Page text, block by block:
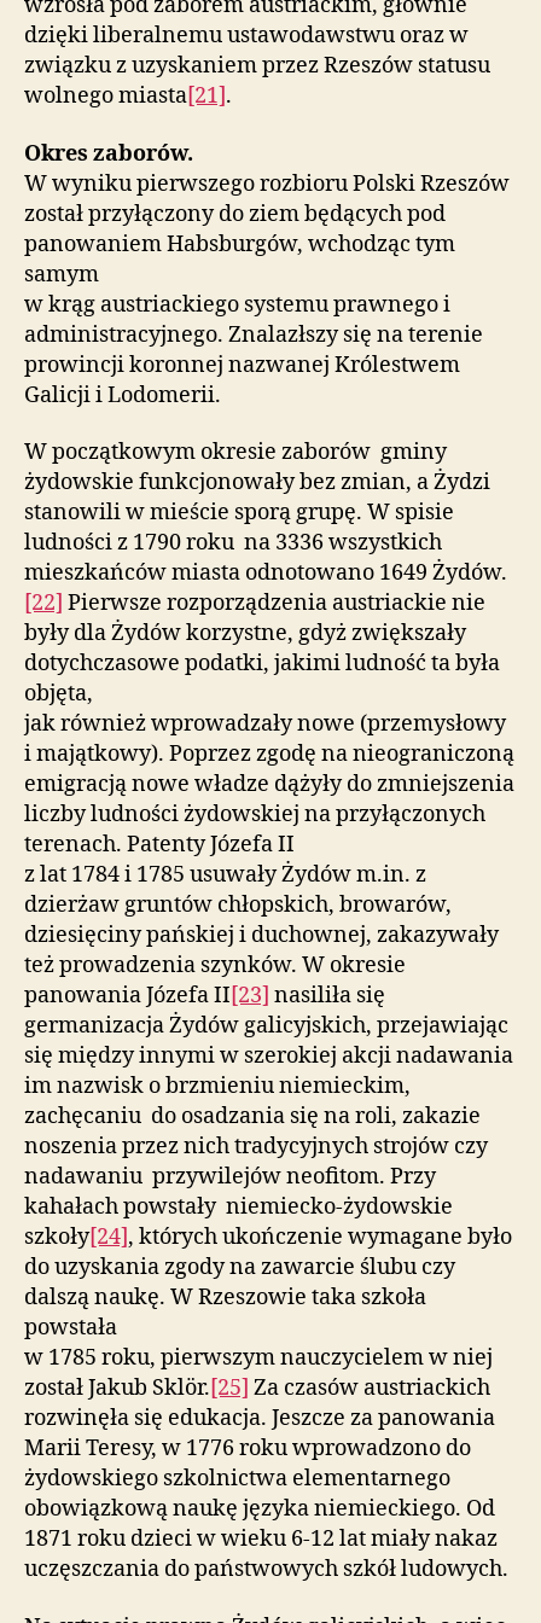
dzięki liberalnemu ustawodawstwu oraz w
związku z uzyskaniem przez Rzeszów statusu
wolnego miasta[21].
Okres zaborów.
W wyniku pierwszego rozbioru Polski Rzeszów
został przyłączony do ziem będących pod
panowaniem Habsburgów, wchodząc tym
samym
w krąg austriackiego systemu prawnego i
administracyjnego. Znalazłszy się na terenie
prowincji koronnej nazwanej Królestwem
Galicji i Lodomerii.
W początkowym okresie zaborów gminy
żydowskie funkcjonowały bez zmian, a Żydzi
stanowili w mieście sporą grupę. W spisie
ludności z 1790 roku na 3336 wszystkich
mieszkańców miasta odnotowano 1649 Żydów.
[22] Pierwsze rozporządzenia austriackie nie
były dla Żydów korzystne, gdyż zwiększały
dotychczasowe podatki, jakimi ludność ta była
objęta,
jak również wprowadzały nowe (przemysłowy
i majątkowy). Poprzez zgodę na nieograniczoną
emigracją nowe władze dążyły do zmniejszenia
liczby ludności żydowskiej na przyłączonych
terenach. Patenty Józefa II
z lat 1784 i 1785 usuwały Żydów m.in. z
dzierżaw gruntów chłopskich, browarów,
dziesięciny pańskiej i duchownej, zakazywały
też prowadzenia szynków. W okresie
panowania Józefa II[23] nasiliła się
germanizacja Żydów galicyjskich, przejawiając
się między innymi w szerokiej akcji nadawania
im nazwisk o brzmieniu niemieckim,
zachęcaniu do osadzania się na roli, zakazie
noszenia przez nich tradycyjnych strojów czy
nadawaniu przywilejów neofitom. Przy
kahałach powstały niemiecko-żydowskie
szkoły[24], których ukończenie wymagane było
do uzyskania zgody na zawarcie ślubu czy
dalszą naukę. W Rzeszowie taka szkoła
powstała
w 1785 roku, pierwszym nauczycielem w niej
został Jakub Sklör.[25] Za czasów austriackich
rozwinęła się edukacja. Jeszcze za panowania
Marii Teresy, w 1776 roku wprowadzono do
żydowskiego szkolnictwa elementarnego
obowiązkową naukę języka niemieckiego. Od
1871 roku dzieci w wieku 6-12 lat miały nakaz
uczęszczania do państwowych szkół ludowych.